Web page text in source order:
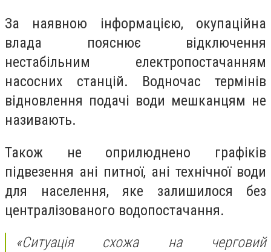
За наявною інформацією, окупаційна
влада пояснює відключення
нестабільним електропостачанням
насосних станцій. Водночас термінів
відновлення подачі води мешканцям не
називають.
Також не оприлюднено графіків
підвезення ані питної, ані технічної води
для населення, яке залишилося без
централізованого водопостачання.
«Ситуація схожа на черговий